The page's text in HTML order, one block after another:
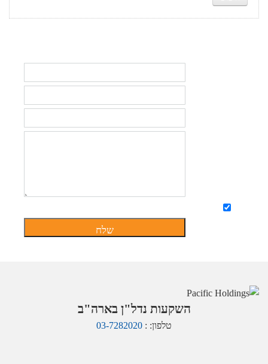
השקעות נדל"ן בארה"ב
טלפון: : 03-7282020